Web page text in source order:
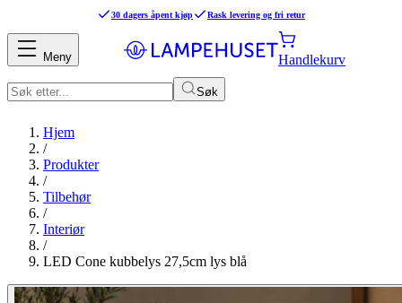
30 dagers åpent kjøp Rask levering og fri retur
Søk
Handlekurv
Meny
Hjem
/
Produkter
/
Tilbehør
/
Interiør
/
LED Cone kubbelys 27,5cm lys blå